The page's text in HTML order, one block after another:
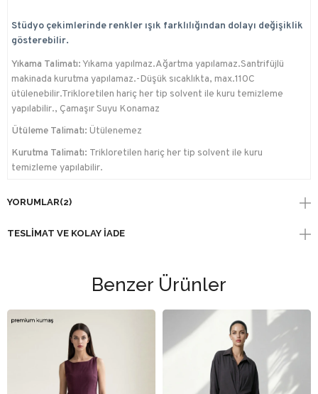
Stüdyo çekimlerinde renkler ışık farklılığından dolayı değişiklik
gösterebilir.
Yıkama Talimatı:Yıkama yapılmaz.Ağartma yapılamaz.Santrifüjlü
makinada kurutma yapılamaz.-Düşük sıcaklıkta, max.110C
ütülenebilir.Trikloretilen hariç her tip solvent ile kuru temizleme
yapılabilir., Çamaşır Suyu Konamaz
Ütüleme Talimatı: Ütülenemez
Kurutma Talimatı: Trikloretilen hariç her tip solvent ile kuru
temizleme yapılabilir.
YORUMLAR(2)
TESLIMAT VE KOLAY İADE
Benzer Ürünler